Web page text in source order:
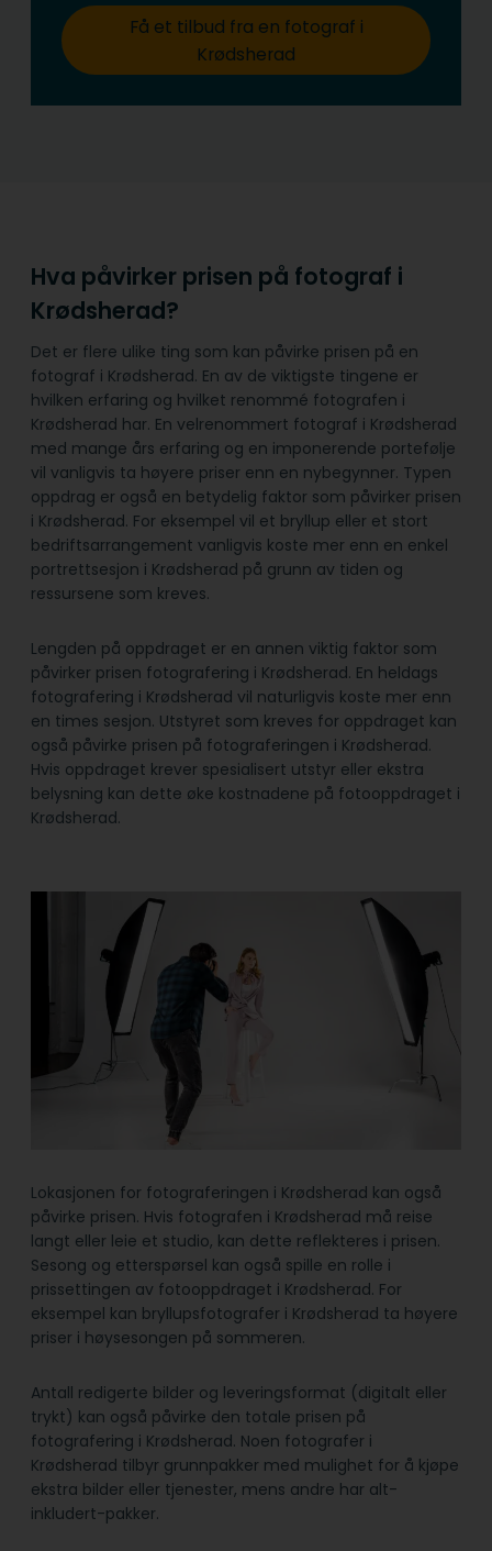
Få et tilbud fra en fotograf i
Krødsherad
Hva påvirker prisen på fotograf i
Krødsherad?
Det er flere ulike ting som kan påvirke prisen på en
fotograf i Krødsherad. En av de viktigste tingene er
hvilken erfaring og hvilket renommé fotografen i
Krødsherad har. En velrenommert fotograf i Krødsherad
med mange års erfaring og en imponerende portefølje
vil vanligvis ta høyere priser enn en nybegynner. Typen
oppdrag er også en betydelig faktor som påvirker prisen
i Krødsherad. For eksempel vil et bryllup eller et stort
bedriftsarrangement vanligvis koste mer enn en enkel
portrettsesjon i Krødsherad på grunn av tiden og
ressursene som kreves.
Lengden på oppdraget er en annen viktig faktor som
påvirker prisen fotografering i Krødsherad. En heldags
fotografering i Krødsherad vil naturligvis koste mer enn
en times sesjon. Utstyret som kreves for oppdraget kan
også påvirke prisen på fotograferingen i Krødsherad.
Hvis oppdraget krever spesialisert utstyr eller ekstra
belysning kan dette øke kostnadene på fotooppdraget i
Krødsherad.
Lokasjonen for fotograferingen i Krødsherad kan også
påvirke prisen. Hvis fotografen i Krødsherad må reise
langt eller leie et studio, kan dette reflekteres i prisen.
Sesong og etterspørsel kan også spille en rolle i
prissettingen av fotooppdraget i Krødsherad. For
eksempel kan bryllupsfotografer i Krødsherad ta høyere
priser i høysesongen på sommeren.
Antall redigerte bilder og leveringsformat (digitalt eller
trykt) kan også påvirke den totale prisen på
fotografering i Krødsherad. Noen fotografer i
Krødsherad tilbyr grunnpakker med mulighet for å kjøpe
ekstra bilder eller tjenester, mens andre har alt-
inkludert-pakker.